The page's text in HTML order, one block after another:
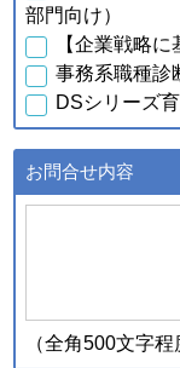
部門向け）
【企業戦略
事務系職種診
DSシリーズ
お問合せ内容
（全角500文字程